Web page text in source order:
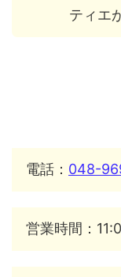
ティエ
電話： 048-
営業時間：